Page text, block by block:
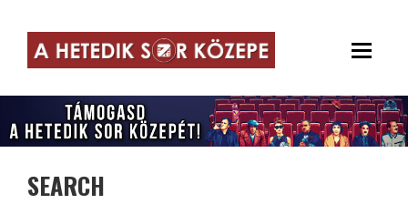
SEARCH